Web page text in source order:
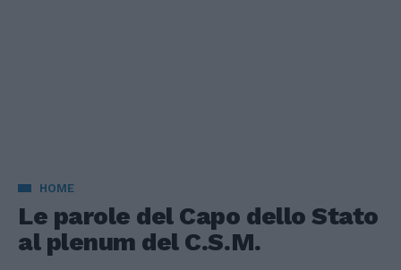
HOME
Le parole del Capo dello Stato
al plenum del C.S.M.